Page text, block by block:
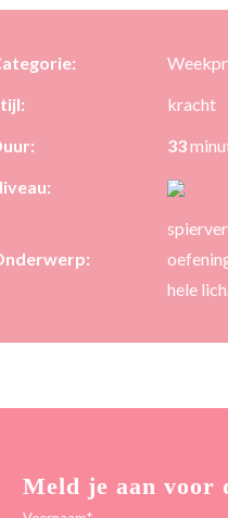
kracht
33
hele
Meld je aan voor